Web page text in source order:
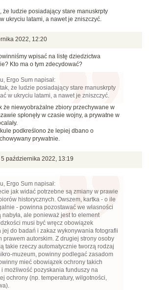
że ludzie posiadający stare manuskrpty
ukryciu latami, a nawet je zniszczyć.
2022, 12:20
wpisać na listę dziedzictwa
Kto ma o tym zdecydować?
Ergo Sum napisał:
że ludzie posiadający stare manuskrpty
w ukryciu latami, a nawet je zniszczyć.
że niewyobrażalne zbiory przechywane w
spłonęły w czasie wojny, a prywatne w
podkreślono że lepiej dbano o
prywatnie.
5 października 2022, 13:19
Ergo Sum napisał:
jak widać potrzebne są zmiany w prawie
historycznych. Owszem, kartka - o ile
- powinna pozostawać we własności
nabyła, ale ponieważ jest to element
musi być wręcz obowiązek
jej do badań i zakaz wykonywania fotografii
prawem autorskim. Z drugiej strony osoby
takie rzeczy automatycznie tworzą rodzaj
muzeum, powinny podlegać zasadom
mieć obowiązek ochrony takich
i możliwość pozyskania funduszy na
ochrony (np. temperatury, wilgotności,